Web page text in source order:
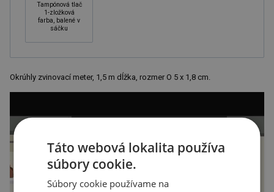
Tampónová tlač
1-zložková
farba, balené v
sáčku
Okrúhly zvinovací meter, 1,5 m dĺžka, rozmer O 5 x 1,8 cm.
Táto webová lokalita používa
súbory cookie.
Súbory cookie používame na